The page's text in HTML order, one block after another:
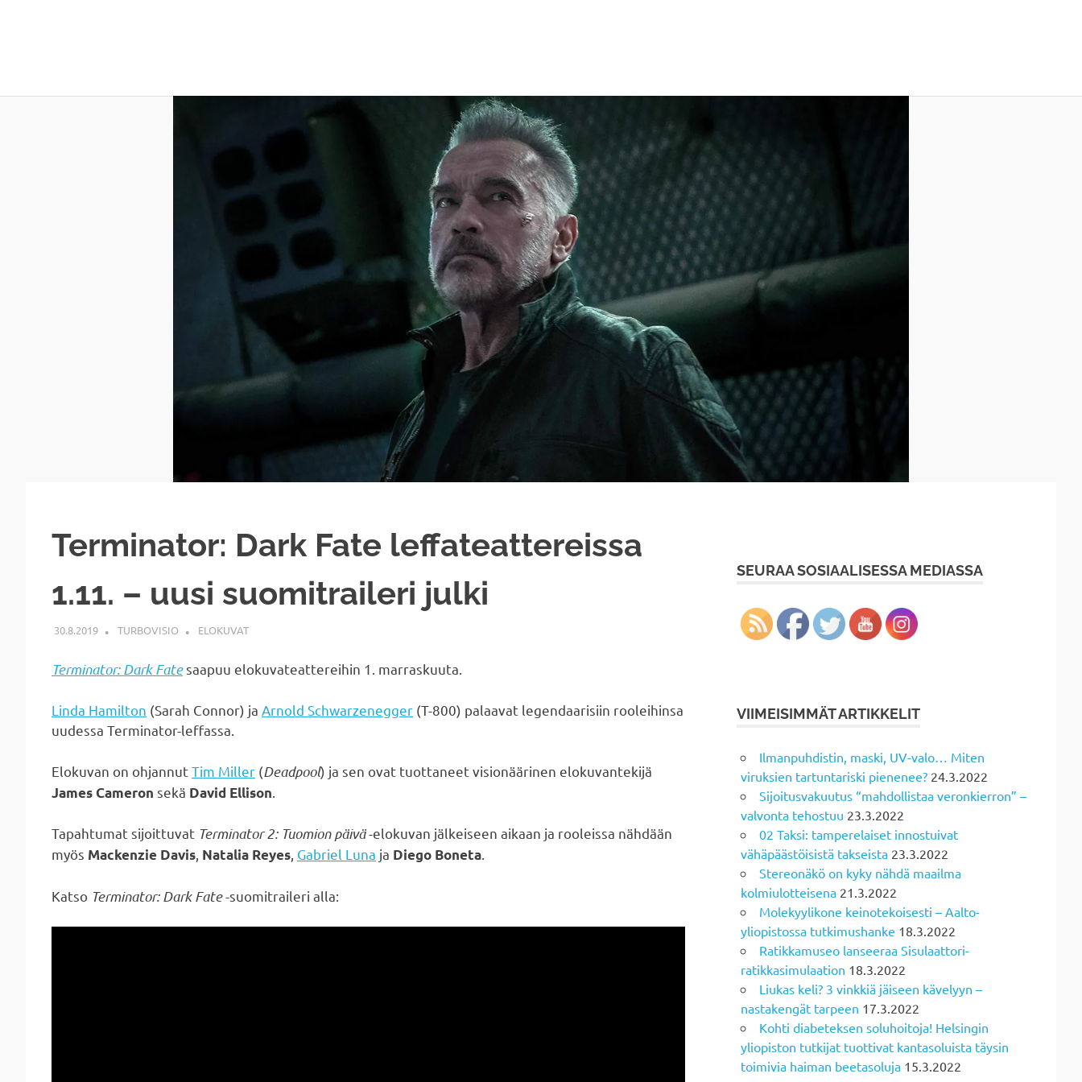
Terminator: Dark Fate leffateattereissa
1.11. – uusi suomitraileri julki
30.8.2019 TURBOVISIO ELOKUVAT
Terminator: Dark Fatesaapuu elokuvateattereihin 1. marraskuuta.
Linda Hamilton (Sarah Connor) ja Arnold Schwarzenegger (T-800) palaavat legendaarisiin rooleihinsa
uudessa Terminator-leffassa.
Elokuvan on ohjannutTim Miller (Deadpool) ja sen ovat tuottaneet visionäärinen elokuvantekijä
James Cameron sekä David Ellison
Tapahtumat sijoittuvat Terminator 2: Tuomion päivä-elokuvan jälkeiseen aikaan ja rooleissa nähdään
myös Mackenzie Davis, Natalia Reyes, Gabriel Luna ja Diego Boneta.
Katso Terminator: Dark Fate-suomitraileri alla:
SEURAA SOSIAALISESSA MEDIASSA
VIIMEISIMMÄT ARTIKKELIT
Ilmanpuhdistin, maski, UV-valo… Miten
viruksien tartuntariski pienenee? 24.3.2022
Sijoitusvakuutus “mahdollistaa veronkierron” –
valvonta tehostuu 23.3.2022
02 Taksi: tamperelaiset innostuivat
vähäpäästöisistä takseista 23.3.2022
Stereonäkö on kyky nähdä maailma
kolmiulotteisena 21.3.2022
Molekyylikone keinotekoisesti – Aalto-
yliopistossa tutkimushanke 18.3.2022
Ratikkamuseo lanseeraa Sisulaattori-
ratikkasimulaation 18.3.2022
Liukas keli? 3 vinkkiä jäiseen kävelyyn –
nastakengät tarpeen 17.3.2022
Kohti diabeteksen soluhoitoja! Helsingin
yliopiston tutkijat tuottivat kantasoluista täysin
toimivia haiman beetasoluja 15.3.2022